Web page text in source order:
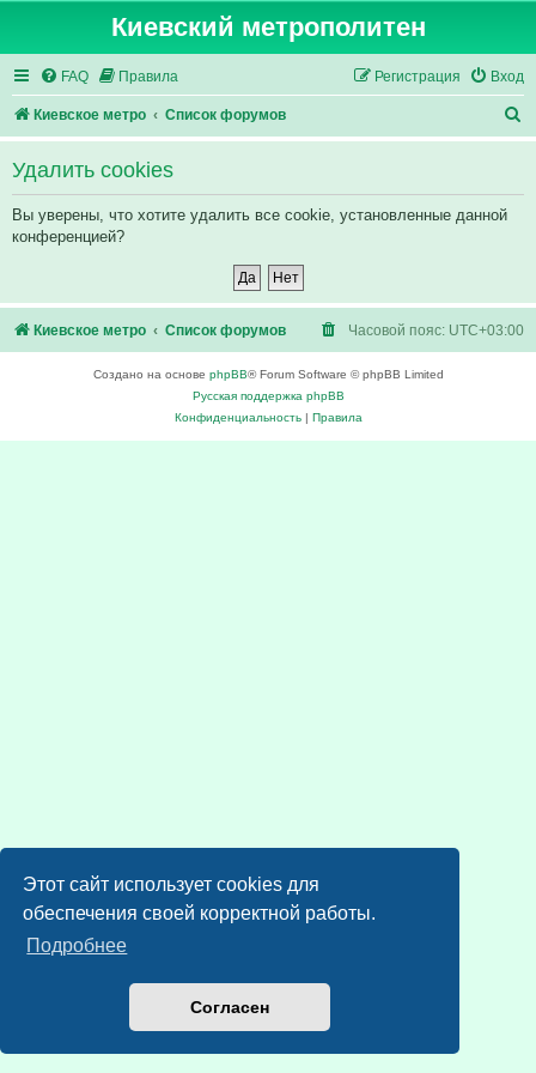
Этот сайт использует cookies для
обеспечения своей корректной работы.
Подробнее
Согласен
Киевский метрополитен
FAQ Правила Вход
Регистрация
Киевское метро Список форумов
о
Удалить cookies
Вы уверены, что хотите удалить все cookie, установленные данной
конференцией?
Киевское метро Список форумов Часовой пояс: UTC+03:00
Создано на основе phpBB® Forum Software © phpBB Limited
Русская поддержка phpBB
Конфиденциальность| Правила